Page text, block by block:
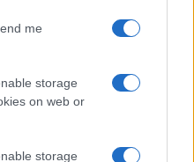
me
storage
on web or
storage